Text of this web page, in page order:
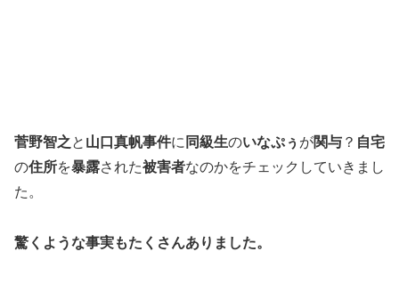
菅野智之と 山口真帆事件に 同級生のいなぷぅ が関与 ？ 自宅
の住所を暴露された被害者なのかをチェックしていきまし
た。
驚くような事実もたくさんありました。